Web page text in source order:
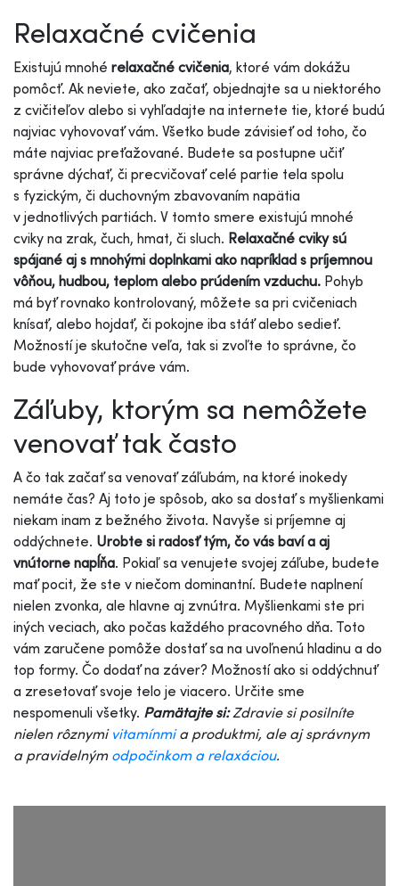
Relaxačné cvičenia
Existujú mnohé relaxačné cvičenia, ktoré vám dokážu
pomôcť. Ak neviete, ako začať, objednajte sa u niektorého
z cvičiteľov alebo si vyhľadajte na internete tie, ktoré budú
najviac vyhovovať vám. Všetko bude závisieť od toho, čo
máte najviac preťažované. Budete sa postupne učiť
správne dýchať, či precvičovať celé partie tela spolu
s fyzickým, či duchovným zbavovaním napätia
v jednotlivých partiách. V tomto smere existujú mnohé
cviky na zrak, čuch, hmat, či sluch. Relaxačné cviky sú
spájané aj s mnohými doplnkami ako napríklad s príjemnou
vôňou, hudbou, teplom alebo prúdením vzduchu. Pohyb
má byť rovnako kontrolovaný, môžete sa pri cvičeniach
knísať, alebo hojdať, či pokojne iba stáť alebo sedieť.
Možností je skutočne veľa, tak si zvoľte to správne, čo
bude vyhovovať práve vám.
Záľuby, ktorým sa nemôžete
venovať tak často
A čo tak začať sa venovať záľubám, na ktoré inokedy
nemáte čas? Aj toto je spôsob, ako sa dostať s myšlienkami
niekam inam z bežného života. Navyše si príjemne aj
oddýchnete. Urobte si radosť tým, čo vás baví a aj
vnútorne napĺňa. Pokiaľ sa venujete svojej záľube, budete
mať pocit, že ste v niečom dominantní. Budete naplnení
nielen zvonka, ale hlavne aj zvnútra. Myšlienkami ste pri
iných veciach, ako počas každého pracovného dňa. Toto
vám zaručene pomôže dostať sa na uvoľnenú hladinu a do
top formy. Čo dodať na záver? Možností ako si oddýchnuť
a zresetovať svoje telo je viacero. Určite sme
nespomenuli všetky. Pamätajte si:Zdravie si posilníte
nielen rôznymi vitamínmia produktmi, ale aj správnym
a pravidelným odpočinkom a relaxáciou.